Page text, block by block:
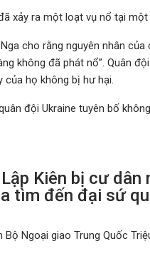
xảy ra một loạt vụ nổ tại
cho rằng nguyên nhân
không đã phát nổ”. Quân
của họ không bị hư hại.
đội Ukraine tuyên bố
Lập Kiên bị cư
tìm đến đại sứ
Ngoại giao Trung Quốc